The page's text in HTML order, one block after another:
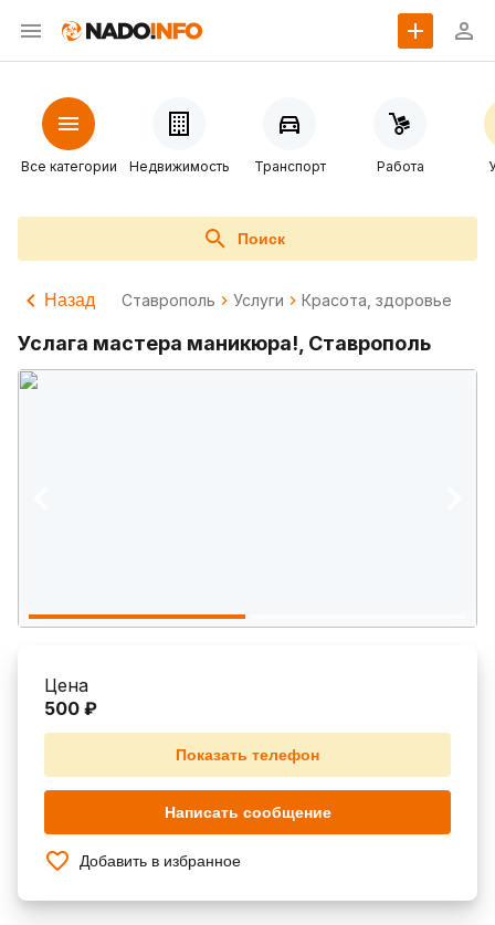
Все категории Недвижимость Транспорт Работа
Поиск
Назад Ставрополь Услуги Красота, здоровье
Услага мастера маникюра!, Ставрополь
Цена
500 ₽
Показать телефон
Написать сообщение
Добавить в избранное